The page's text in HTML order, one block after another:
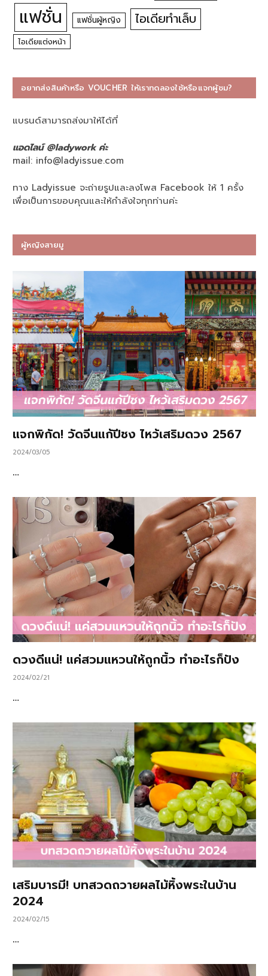
แฟชั่น แฟชั่นผู้หญิง ไอเดียทำเล็บ
ไอเดียแต่งหน้า
อยากส่งสินค้าหรือ VOUCHER ให้เราทดลองใช้หรือแจกผู้ชม?
แบรนด์สามารถส่งมาให้ได้ที่
แอดไลน์ @ladywork ค่ะ
mail: info@ladyissue.com
ทาง Ladyissue จะถ่ายรูปและลงโพส Facebook ให้ 1 ครั้ง
เพื่อเป็นการขอบคุณและให้กำลังใจทุกท่านค่ะ
ผู้หญิงสายมู
แจกพิกัด! วัดจีนแก้ปีชง ไหว้เสริมดวง 2567
2024/03/05
…
ดวงดีแน่! แค่สวมแหวนให้ถูกนิ้ว ทำอะไรก็ปัง
2024/02/21
…
เสริมบารมี! บทสวดถวายผลไม้หิ้งพระในบ้าน
2024
2024/02/15
…